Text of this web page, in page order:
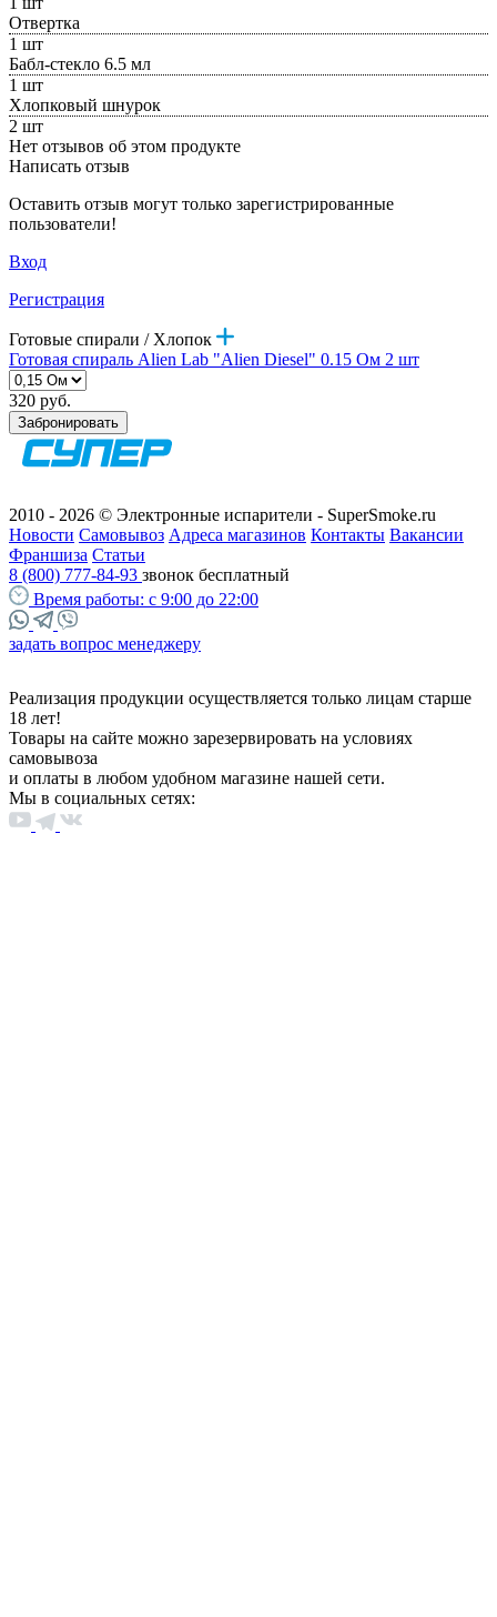
Отвертка
1 шт
Бабл-стекло 6.5 мл
1 шт
Хлопковый шнурок
2 шт
Нет отзывов об этом продукте
Написать отзыв
Оставить отзыв могут только зарегистрированные
пользователи!
Вход
Регистрация
Готовые спирали / Хлопок
Готовая спираль Alien Lab "Alien Diesel" 0.15 Ом 2 шт
320 руб.
Забронировать
2010 - 2026 © Электронные испарители - SuperSmoke.ru
Новости Самовывоз Адреса магазинов Контакты Вакансии
Франшиза Статьи
8 (800) 777-84-93 звонок бесплатный
Время работы: с 9:00 до 22:00
задать вопрос менеджеру
Реализация продукции осуществляется только лицам старше
18 лет!
Товары на сайте можно зарезервировать на условиях
самовывоза
и оплаты в любом удобном магазине нашей сети.
Мы в социальных сетях: